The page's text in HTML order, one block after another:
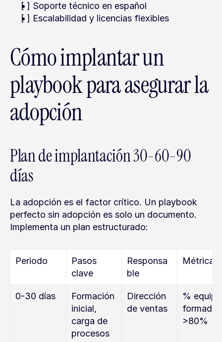
[ ] Soporte técnico en español
[ ] Escalabilidad y licencias flexibles
Cómo implantar un
playbook para asegurar la
adopción
Plan de implantación 30-60-90
días
La adopción es el factor crítico. Un playbook
perfecto sin adopción es solo un documento.
Implementa un plan estructurado:
Periodo
Pasos
clave
Responsa
ble
Métricas
0-30 días
Formación
inicial,
carga de
procesos
Dirección
de ventas
% equipo
formado
>80%